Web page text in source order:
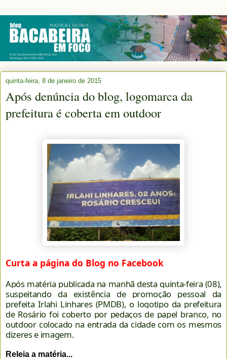
quinta-feira, 8 de janeiro de 2015
Após denúncia do blog, logomarca da
prefeitura é coberta em outdoor
Curta a página do Blog no Facebook
Após matéria publicada na manhã desta quinta-feira (08),
suspeitando da existência de promoção pessoal da
prefeita Irlahi Linhares (PMDB), o logotipo da prefeitura
de Rosário foi coberto por pedaços de papel branco, no
outdoor colocado na entrada da cidade com os mesmos
dizeres e imagem.
Releia a matéria...